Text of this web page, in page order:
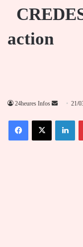
action
24heures Infos
Envoyer
courriel
21/
FacebookX